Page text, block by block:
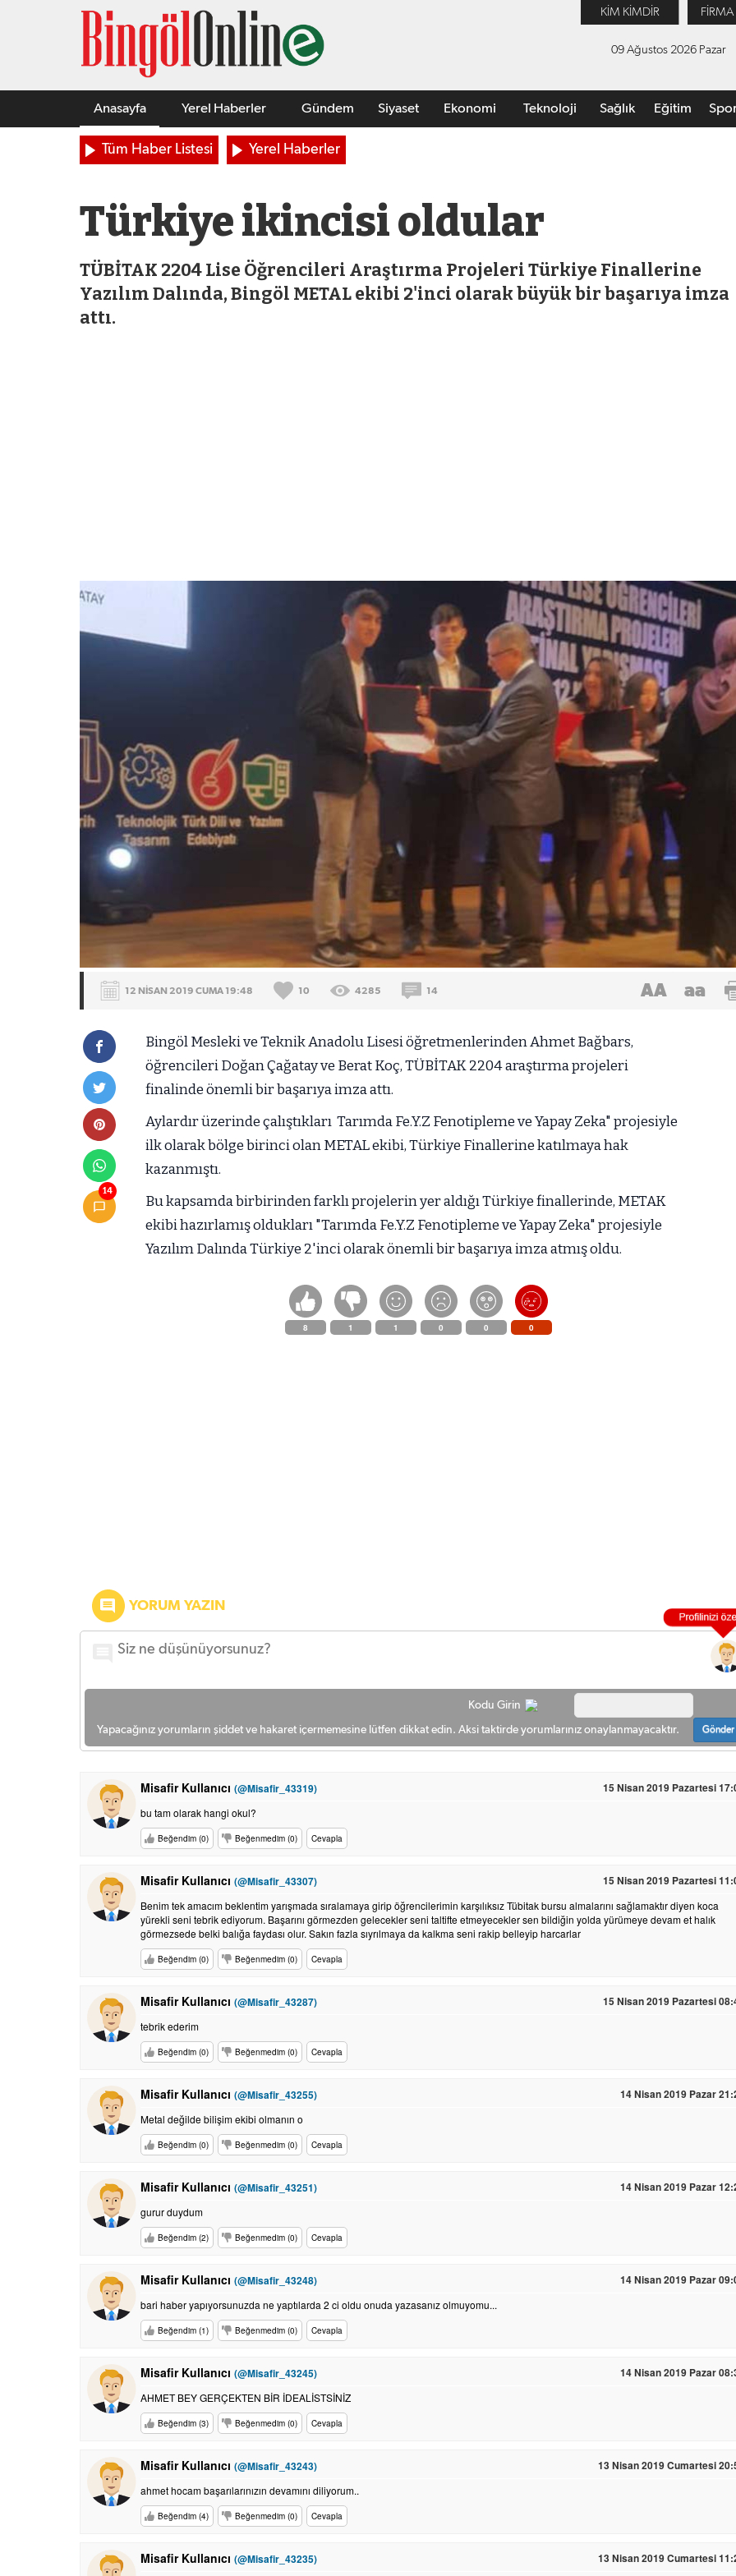
KİM KİMDİR FİRMA
09 Ağustos 2026 Pazar
Anasayfa Yerel Haberler Gündem Siyaset Ekonomi Teknoloji Sağlık Eğitim
Tüm Haber Listesi Yerel Haberler
Türkiye ikincisi oldular
TÜBİTAK 2204 Lise Öğrencileri Araştırma Projeleri Türkiye Finallerine
Yazılım Dalında, Bingöl METAL ekibi 2'inci olarak büyük bir başarıya imza
attı.
12 NİSAN 2019 CUMA 19:48 10 4285 14 AA aa
14
Bingöl Mesleki ve Teknik Anadolu Lisesi öğretmenlerinden Ahmet Bağbars,
öğrencileri Doğan Çağatay ve Berat Koç, TÜBİTAK 2204 araştırma projeleri
finalinde önemli bir başarıya imza attı.
Aylardır üzerinde çalıştıkları Tarımda Fe.Y.Z Fenotipleme ve Yapay Zeka" projesiyle
ilk olarak bölge birinci olan METAL ekibi, Türkiye Finallerine katılmaya hak
kazanmıştı.
Bu kapsamda birbirinden farklı projelerin yer aldığı Türkiye finallerinde, METAK
ekibi hazırlamış oldukları "Tarımda Fe.Y.Z Fenotipleme ve Yapay Zeka" projesiyle
Yazılım Dalında Türkiye 2'inci olarak önemli bir başarıya imza atmış oldu.
8 1 1 0 0 0
YORUM YAZIN
Kodu Girin
Yapacağınız yorumların şiddet ve hakaret içermemesine lütfen dikkat edin. Aksi taktirde yorumlarınız onaylanmayacaktır. Gönder
Misafir Kullanıcı (@Misafir_43319) 15 Nisan 2019 Pazartesi
bu tam olarak hangi okul?
Beğendim (0) Beğenmedim (0) Cevapla
Misafir Kullanıcı (@Misafir_43307) 15 Nisan 2019 Pazartesi
Benim tek amacım beklentim yarışmada sıralamaya girip öğrencilerimin karşılıksız Tübitak bursu almalarını sağlamaktır diyen koca
yürekli seni tebrik ediyorum. Başarını görmezden gelecekler seni taltifte etmeyecekler sen bildiğin yolda yürümeye devam et halık
görmezsede belki balığa faydası olur. Sakın fazla sıyrılmaya da kalkma seni rakip belleyip harcarlar
Beğendim (0) Beğenmedim (0) Cevapla
Misafir Kullanıcı (@Misafir_43287) 15 Nisan 2019 Pazartesi
tebrik ederim
Beğendim (0) Beğenmedim (0) Cevapla
Misafir Kullanıcı (@Misafir_43255) 14 Nisan 2019 Pazar
Metal değilde bilişim ekibi olmanın o
Beğendim (0) Beğenmedim (0) Cevapla
Misafir Kullanıcı (@Misafir_43251) 14 Nisan 2019 Pazar
gurur duydum
Beğendim (2) Beğenmedim (0) Cevapla
Misafir Kullanıcı (@Misafir_43248) 14 Nisan 2019 Pazar
bari haber yapıyorsunuzda ne yaptılarda 2 ci oldu onuda yazasanız olmuyomu...
Beğendim (1) Beğenmedim (0) Cevapla
Misafir Kullanıcı (@Misafir_43245) 14 Nisan 2019 Pazar
AHMET BEY GERÇEKTEN BİR İDEALİSTSİNİZ
Beğendim (3) Beğenmedim (0) Cevapla
Misafir Kullanıcı (@Misafir_43243) 13 Nisan 2019 Cumartesi
ahmet hocam başarılarınızın devamını diliyorum..
Beğendim (4) Beğenmedim (0) Cevapla
Misafir Kullanıcı (@Misafir_43235) 13 Nisan 2019 Cumartesi